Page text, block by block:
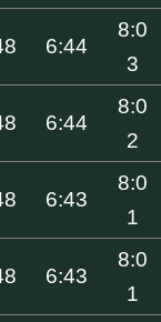
6:44
8:0
3
6:44
8:0
2
6:43
8:0
1
6:43
8:0
1